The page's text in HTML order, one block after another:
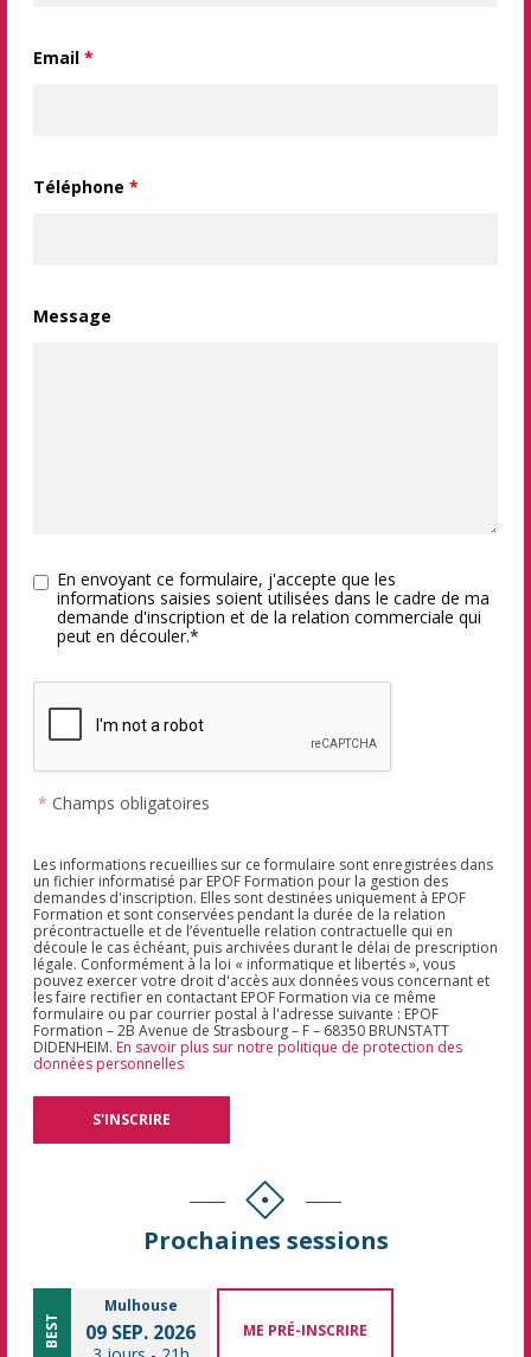
Email *
Téléphone *
Message
En envoyant ce formulaire, j'accepte que les
informations saisies soient utilisées dans le cadre de ma
demande d'inscription et de la relation commerciale qui
peut en découler.*
* Champs obligatoires
Les informations recueillies sur ce formulaire sont enregistrées dans
un fichier informatisé par EPOF Formation pour la gestion des
demandes d'inscription. Elles sont destinées uniquement à EPOF
Formation et sont conservées pendant la durée de la relation
précontractuelle et de l’éventuelle relation contractuelle qui en
découle le cas échéant, puis archivées durant le délai de prescription
légale. Conformément à la loi « informatique et libertés », vous
pouvez exercer votre droit d'accès aux données vous concernant et
les faire rectifier en contactant EPOF Formation via ce même
formulaire ou par courrier postal à l'adresse suivante : EPOF
Formation – 2B Avenue de Strasbourg – F – 68350 BRUNSTATT
DIDENHEIM. En savoir plus sur notre politique de protection des
données personnelles
Prochaines sessions
BEST
Mulhouse
09 SEP. 2026 ME PRÉ-INSCRIRE